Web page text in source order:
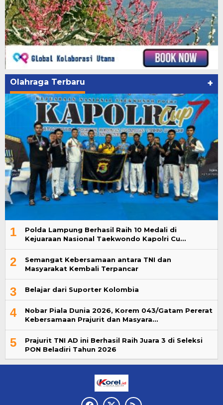
Olahraga Terbaru +
1
Polda Lampung Berhasil Raih 10 Medali di
Kejuaraan Nasional Taekwondo Kapolri Cu…
2
Semangat Kebersamaan antara TNI dan
Masyarakat Kembali Terpancar
3 Belajar dari Suporter Kolombia
4
Nobar Piala Dunia 2026, Korem 043/Gatam Pererat
Kebersamaan Prajurit dan Masyara…
5
Prajurit TNI AD ini Berhasil Raih Juara 3 di Seleksi
PON Beladiri Tahun 2026